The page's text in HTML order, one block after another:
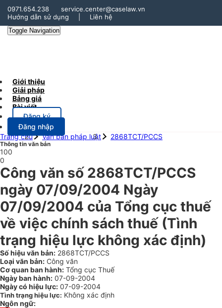
0971.654.238
service.center@caselaw.vn
Hướng dẫn sử dụng
Liên hệ
Toggle Navigation
Giới thiệu
Giải pháp
Bảng giá
Bài viết
Đăng ký
Đăng nhập
Trang chủ
Văn bản pháp luật 2868TCT/PCCS
Thông tin văn bản
100
0
Công văn số 2868TCT/PCCS
ngày 07/09/2004 Ngày
07/09/2004 của Tổng cục thuế
về việc chính sách thuế (Tình
trạng hiệu lực không xác định)
Số hiệu văn bản: 2868TCT/PCCS
Loại văn bản: Công văn
Cơ quan ban hành: Tổng cục Thuế
Ngày ban hành: 07-09-2004
Ngày có hiệu lực: 07-09-2004
Tình trạng hiệu lực: Không xác định
Ngôn ngữ: